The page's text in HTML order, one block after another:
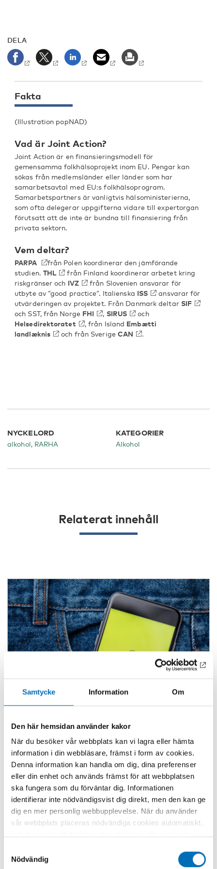
Samtycke Information Om
Den här hemsidan använder kakor
När du besöker vår webbplats kan vi lagra eller hämta
information i din webbläsare, främst i form av cookies.
Denna information kan handla om dig, dina preferenser
eller din enhet och används främst för att webbplatsen
ska fungera som du förväntar dig. Informationen
identifierar inte nödvändigsvist dig direkt, men den kan ge
dig en mer personlig webbupplevelse. När du använder
vår webbplats placeras nödvändiga cookies automatiskt,
använda webbplatsen och dess funktioner. Vi respekterar
Nödvändig
DELA
Fakta
(Illustration popNAD)
Vad är Joint Action?
Joint Action är en finansieringsmodell för
gemensamma folkhälsoprojekt inom EU. Pengar kan
sökas från medlemsländer eller länder som har
samarbetsavtal med EU:s folkhälsoprogram.
Samarbetspartners är vanligtvis hälsoministerierna,
som ofta delegerar uppgifterna vidare till expertorgan
förutsatt att de inte är bundna till finansiering från
privata sektorn.
Vem deltar?
PARPA
från Polen koordinerar den jämförande
studien. THL
från Finland koordinerar arbetet kring
riskgränser och IVZ
från Slovenien ansvarar för
utbyte av ”good practice”. Italienska ISS
ansvarar för
utvärderingen av projektet. Från Danmark deltar SIF
och SST, från Norge FHI , SIRUS
och
Helsedirektoratet
, från Island Embætti
landlæknis
och från Sverige CAN .
NYCKELORD
alkohol, RARHA
KATEGORIER
Alkohol
Relaterat innehåll
ALKOHOL
Hur alkohol säljs till unga på sociala
medier – och varför det spelar roll
15 apr 2026